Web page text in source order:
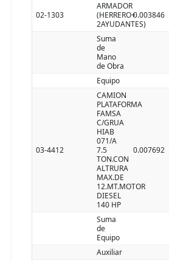
02-1303
ARMADOR
(HERRERO+
2AYUDANTES)
0.003846
Suma
de
Mano
de Obra
Equipo
03-4412
CAMION
PLATAFORMA
FAMSA
C/GRUA
HIAB
071/A
7.5
TON.CON
ALTRURA
MAX.DE
12.MT.MOTOR
DIESEL
140 HP
0.007692
Suma
de
Equipo
Auxiliar